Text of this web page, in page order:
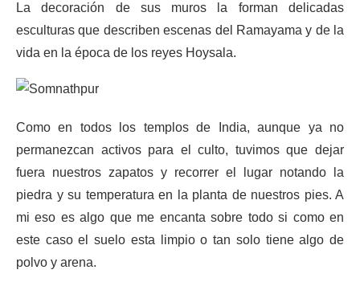
La decoración de sus muros la forman delicadas
esculturas que describen escenas del Ramayama y de la
vida en la época de los reyes Hoysala.
Como en todos los templos de India, aunque ya no
permanezcan activos para el culto, tuvimos que dejar
fuera nuestros zapatos y recorrer el lugar notando la
piedra y su temperatura en la planta de nuestros pies. A
mi eso es algo que me encanta sobre todo si como en
este caso el suelo esta limpio o tan solo tiene algo de
polvo y arena.